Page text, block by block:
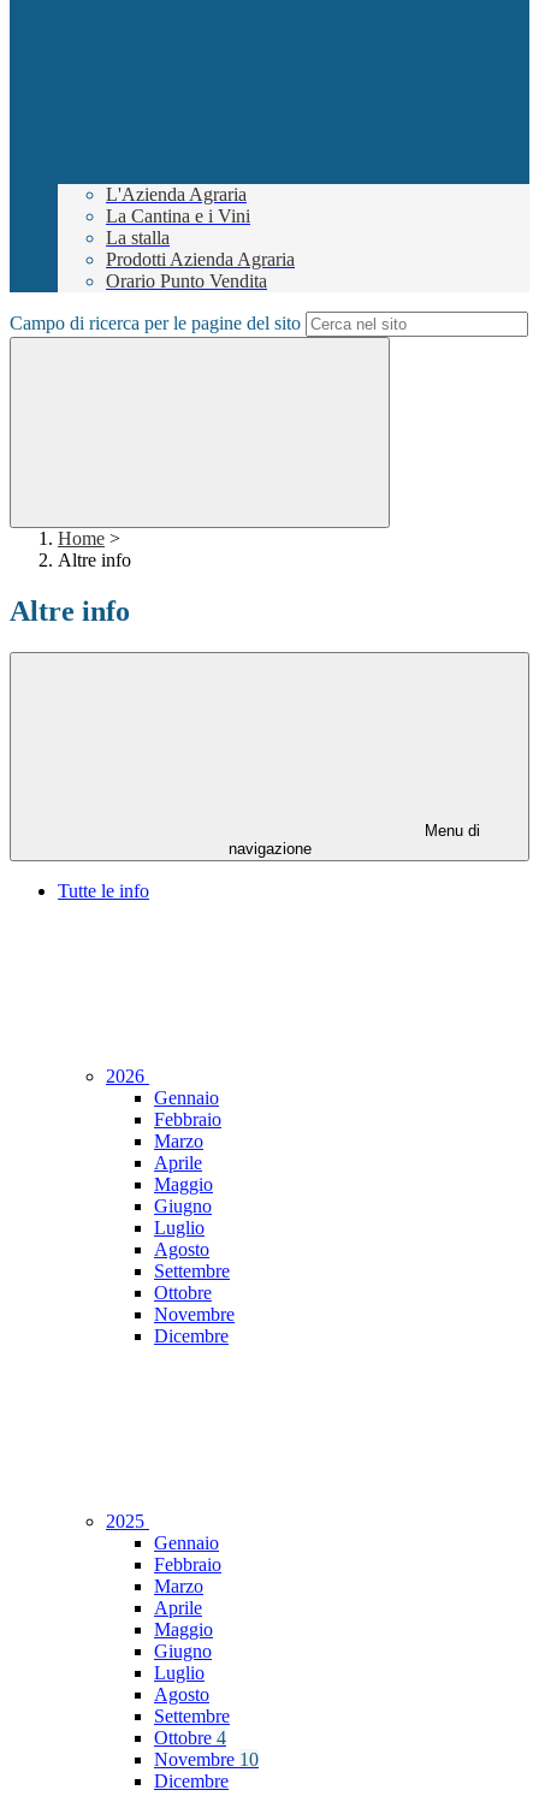
L'Azienda Agraria
La Cantina e i Vini
La stalla
Prodotti Azienda Agraria
Orario Punto Vendita
Campo di ricerca per le pagine del sito
Home >
Altre info
Altre info
Menu di
navigazione
Tutte le info
2026
Gennaio
Febbraio
Marzo
Aprile
Maggio
Giugno
Luglio
Agosto
Settembre
Ottobre
Novembre
Dicembre
2025
Gennaio
Febbraio
Marzo
Aprile
Maggio
Giugno
Luglio
Agosto
Settembre
Ottobre 4
Novembre 10
Dicembre